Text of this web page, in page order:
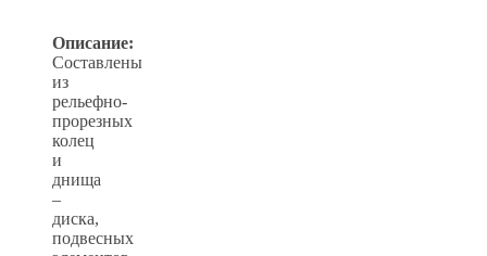
Описание:
Составлены
из
рельефно-
прорезных
колец
и
днища
–
диска,
подвесных